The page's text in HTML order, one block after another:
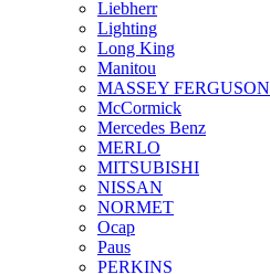
Liebherr
Lighting
Long King
Manitou
MASSEY FERGUSON
McCormick
Mercedes Benz
MERLO
MITSUBISHI
NISSAN
NORMET
Ocap
Paus
PERKINS